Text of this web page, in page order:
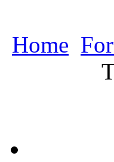
Home